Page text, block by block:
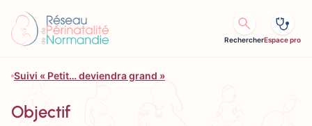
RechercherEspace pro
Suivi « Petit… deviendra grand »
Objectif